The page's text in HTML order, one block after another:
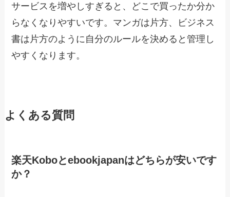
サービスを増やしすぎると、どこで買ったか分か
らなくなりやすいです。マンガは片方、ビジネス
書は片方のように自分のルールを決めると管理し
やすくなります。
よくある質問
楽天Koboとebookjapanはどちらが安いです
か？